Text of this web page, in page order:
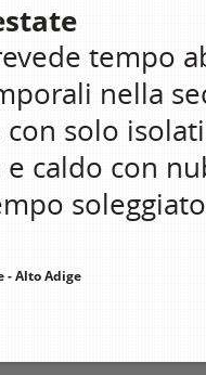
tempo
nella
solo
caldo con
- Alto Adige